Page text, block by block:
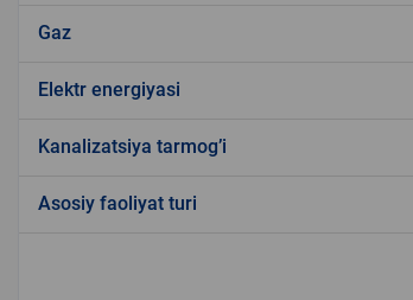
Gaz
Elektr energiyasi
Kanalizatsiya tarmogʼi
Аsosiy faoliyat turi